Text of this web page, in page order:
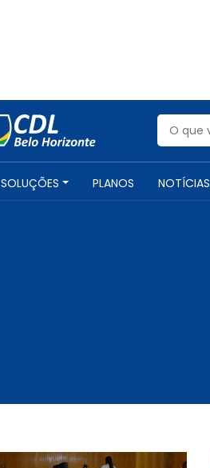
SOLUÇÕES PLANOS NOTÍCIAS